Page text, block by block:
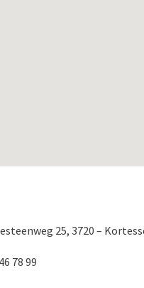
25, 3720 –
78 99